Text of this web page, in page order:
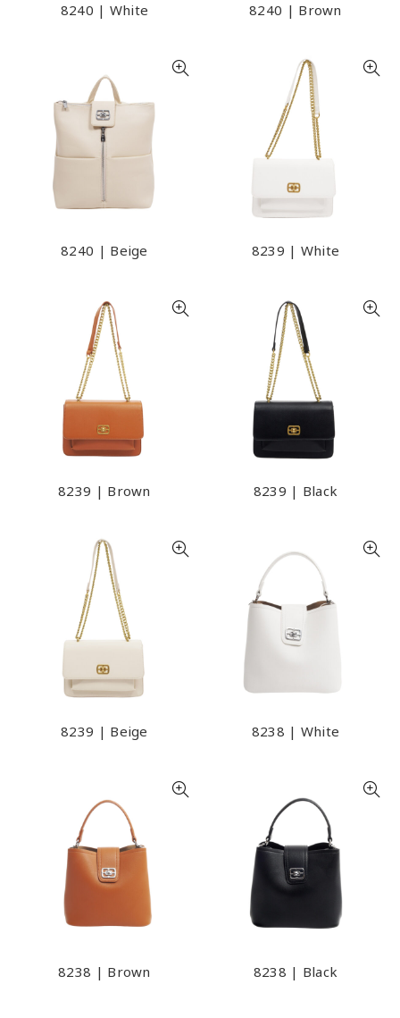
8240 | White 8240 | Brown
8240 | Beige 8239 | White
8239 | Brown 8239 | Black
8239 | Beige 8238 | White
8238 | Brown 8238 | Black